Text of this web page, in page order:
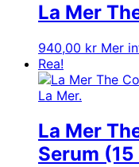
La Mer
940,00 kr Mer
Rea!
La Mer
Serum (15